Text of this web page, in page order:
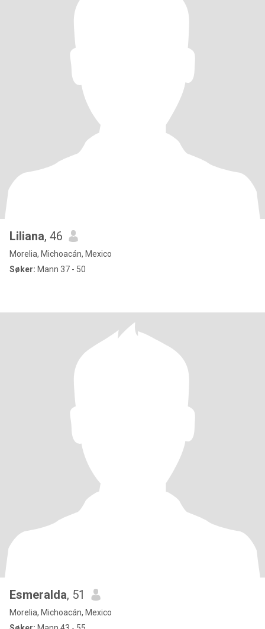
Liliana, 46
Morelia, Michoacán, Mexico
Søker: Mann 37 - 50
Esmeralda, 51
Morelia, Michoacán, Mexico